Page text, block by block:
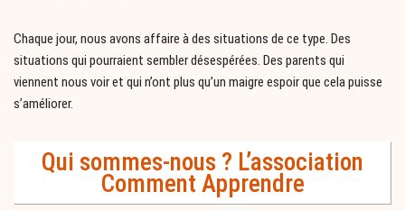
Chaque jour, nous avons affaire à des situations de ce type. Des
situations qui pourraient sembler désespérées. Des parents qui
viennent nous voir et qui n’ont plus qu’un maigre espoir que cela puisse
s’améliorer.
Qui sommes-nous ? L’association
Comment Apprendre